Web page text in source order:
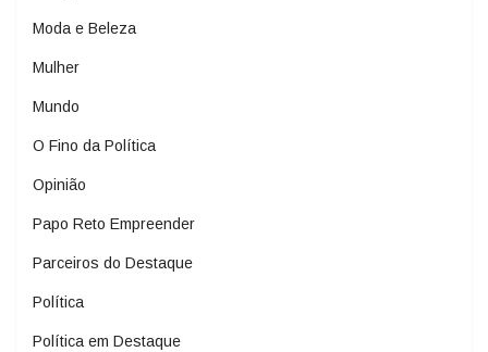
Moda e Beleza
Mulher
Mundo
O Fino da Política
Opinião
Papo Reto Empreender
Parceiros do Destaque
Política
Política em Destaque